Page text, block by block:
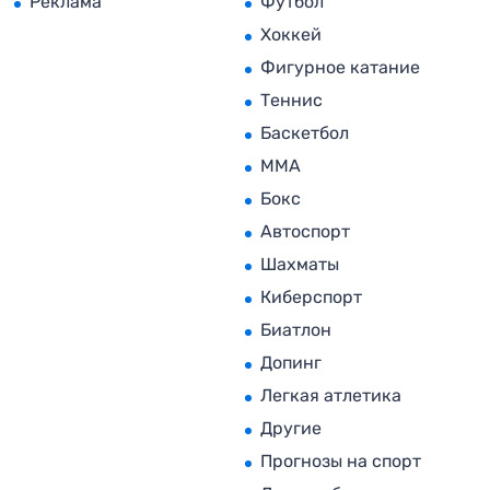
Хоккей
Фигурное катание
Теннис
Баскетбол
MMA
Бокс
Автоспорт
Шахматы
Киберспорт
Биатлон
Допинг
Легкая атлетика
Другие
Прогнозы на спорт